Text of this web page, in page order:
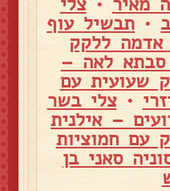
• תבשיל עוף
אדמה ללקק
לאה –
שעועית עם
•צלי בשר
– אילנית
עם חמוציות
סאני בן